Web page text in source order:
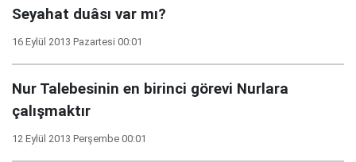
Seyahat duâsı var mı?
16 Eylül 2013 Pazartesi 00:01
Nur Talebesinin en birinci görevi Nurlara
çalışmaktır
12 Eylül 2013 Perşembe 00:01